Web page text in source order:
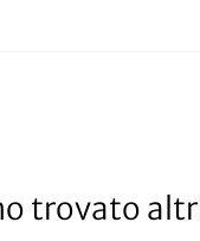
trovato